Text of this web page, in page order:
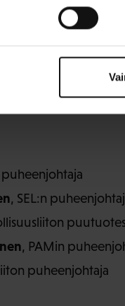
puheenjohtaja
, SEL:n
, PAMin
puheenjohtaja